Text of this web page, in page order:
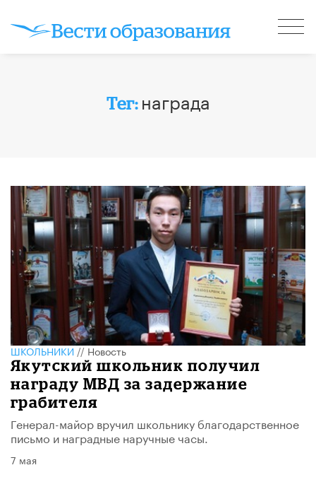
Тег: награда
ШКОЛЬНИКИ//Новость
Якутский школьник получил
награду МВД за задержание
грабителя
Генерал-майор вручил школьнику благодарственное
письмо и наградные наручные часы.
7 мая